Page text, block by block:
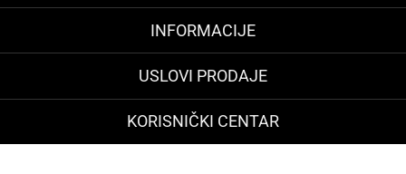
INFORMACIJE
USLOVI PRODAJE
KORISNIČKI CENTAR